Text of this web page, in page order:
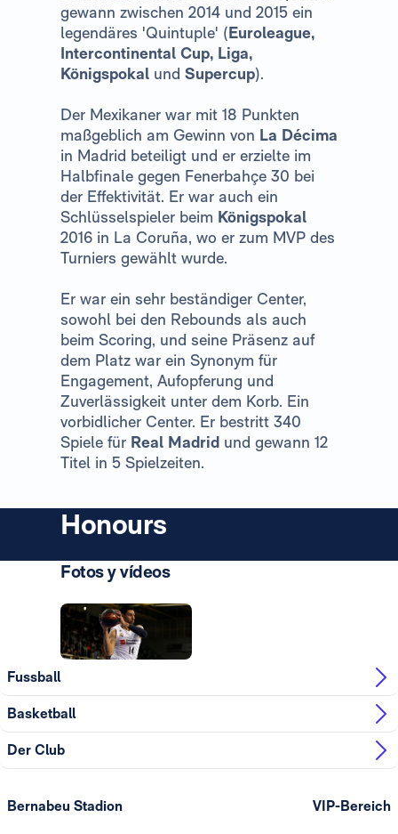
gewann zwischen 2014 und 2015 ein
legendäres 'Quintuple' (Euroleague,
Intercontinental Cup, Liga,
Königspokal und Supercup).
Der Mexikaner war mit 18 Punkten
maßgeblich am Gewinn von La Décima
in Madrid beteiligt und er erzielte im
Halbfinale gegen Fenerbahçe 30 bei
der Effektivität. Er war auch ein
Schlüsselspieler beim Königspokal
2016 in La Coruña, wo er zum MVP des
Turniers gewählt wurde.
Er war ein sehr beständiger Center,
sowohl bei den Rebounds als auch
beim Scoring, und seine Präsenz auf
dem Platz war ein Synonym für
Engagement, Aufopferung und
Zuverlässigkeit unter dem Korb. Ein
vorbidlicher Center. Er bestritt 340
Spiele für Real Madrid und gewann 12
Titel in 5 Spielzeiten.
Honours
Fotos y vídeos
Fussball
Basketball
Der Club
Bernabeu Stadion VIP-Bereich